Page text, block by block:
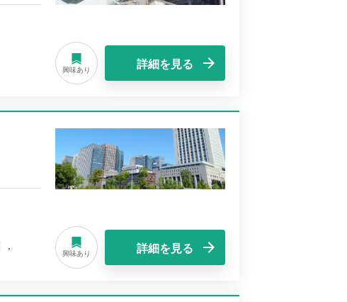
興味あり 詳細を見る
興味あり 詳細を見る